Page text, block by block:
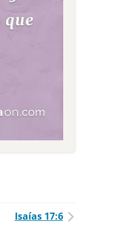
Isaías 17:6